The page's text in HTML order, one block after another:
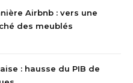
Airbnb : vers une
des meublés
: hausse du PIB de